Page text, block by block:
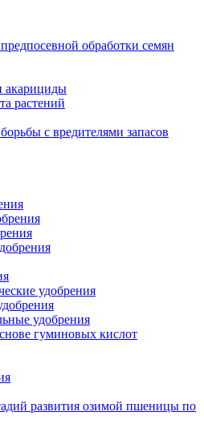
обработки семян
акарициды
растений
с вредителями запасов
удобрения
удобрения
гуминовых кислот
развития озимой пшеницы по